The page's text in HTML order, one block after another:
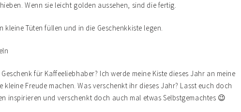
Wenn sie leicht golden aussehen, sind die fertig.
Tüten füllen und in die Geschenkkiste legen.
für Kaffeeliebhaber? Ich werde meine Kiste dieses Jahr an meine
Freude machen. Was verschenkt ihr dieses Jahr? Lasst euch doch
inspirieren und verschenkt doch auch mal etwas Selbstgemachtes 😉